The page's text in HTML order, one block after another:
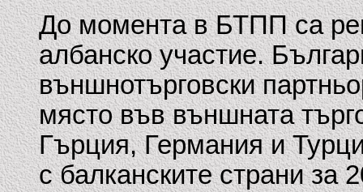
До момента в БТПП са
албанско участие.
външнотърговски
място във външната
Гърция, Германия и
с балканските страни за